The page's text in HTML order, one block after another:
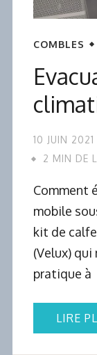
COMBLES
10 JUIN 2021
2 MIN DE
Comment
mobile
kit de
(Velux) qui
pratique à
LIRE